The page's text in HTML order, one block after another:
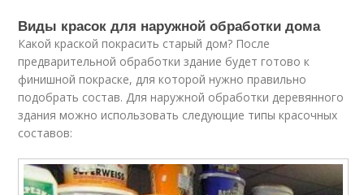
Виды красок для наружной обработки дома
Какой краской покрасить старый дом? После
предварительной обработки здание будет готово к
финишной покраске, для которой нужно правильно
подобрать состав. Для наружной обработки деревянного
здания можно использовать следующие типы красочных
составов: